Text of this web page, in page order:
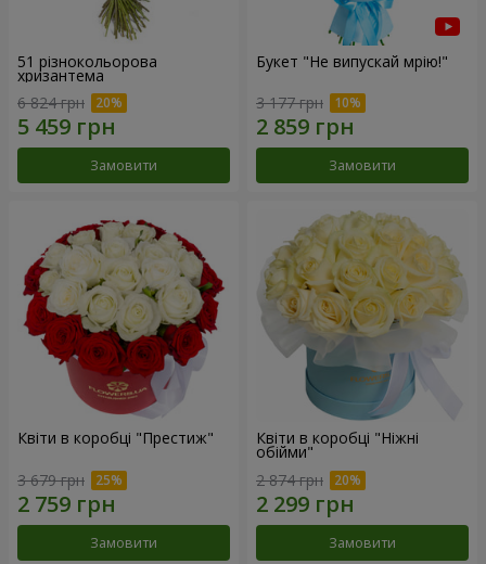
51 різнокольорова
хризантема
6 824 грн
Замовити
Букет "Не випускай мрію!"
3 177 грн
Замовити
Квіти в коробці "Престиж"
3 679 грн
Замовити
Квіти в коробці "Ніжні
обійми"
2 874 грн
Замовити